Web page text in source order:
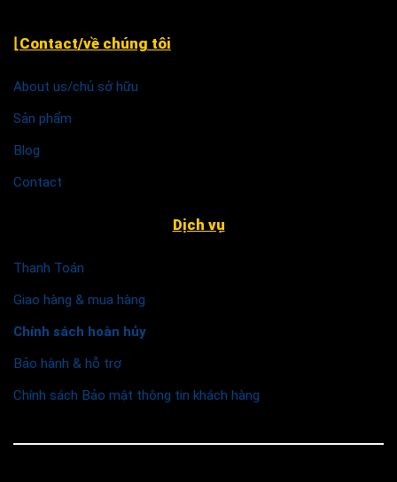
⌊Contact/về chúng tôi
About us/chủ sở hữu
Sản phẩm
Blog
Contact
Dịch vụ
Thanh Toán
Giao hàng & mua hàng
Chính sách hoàn hủy
Bảo hành & hỗ trợ
Chính sách Bảo mật thông tin khách hàng